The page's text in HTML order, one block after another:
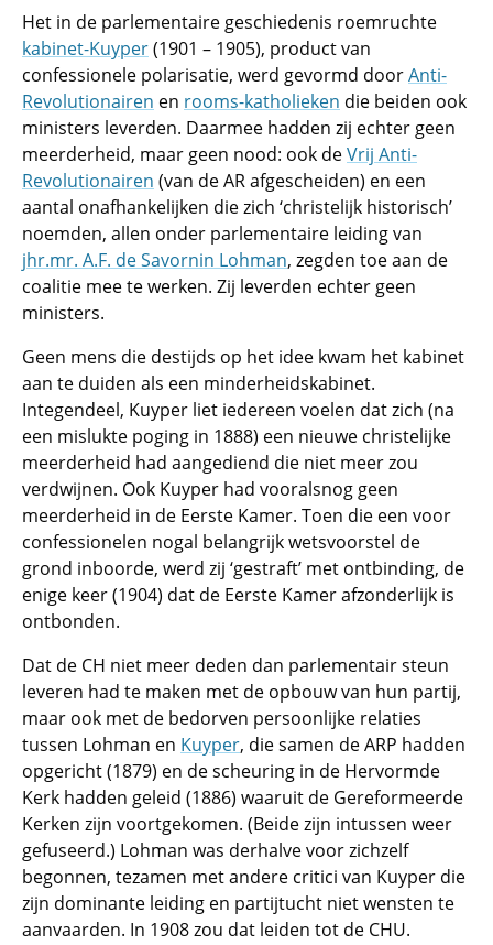
Het in de parlementaire geschiedenis roemruchte
kabinet-Kuyper(1901 – 1905), product van
confessionele polarisatie, werd gevormd doorAnti-
Revolutionairen en rooms-katholieken die beiden ook
ministers leverden. Daarmee hadden zij echter geen
meerderheid, maar geen nood: ook deVrij Anti-
Revolutionairen (van de AR afgescheiden) en een
aantal onafhankelijken die zich ‘christelijk historisch’
noemden, allen onder parlementaire leiding van
jhr.mr. A.F. de Savornin Lohman, zegden toe aan de
coalitie mee te werken. Zij leverden echter geen
ministers.
Geen mens die destijds op het idee kwam het kabinet
aan te duiden als een minderheidskabinet.
Integendeel, Kuyper liet iedereen voelen dat zich (na
een mislukte poging in 1888) een nieuwe christelijke
meerderheid had aangediend die niet meer zou
verdwijnen. Ook Kuyper had vooralsnog geen
meerderheid in de Eerste Kamer. Toen die een voor
confessionelen nogal belangrijk wetsvoorstel de
grond inboorde, werd zij ‘gestraft’ met ontbinding, de
enige keer (1904) dat de Eerste Kamer afzonderlijk is
ontbonden.
Dat de CH niet meer deden dan parlementair steun
leveren had te maken met de opbouw van hun partij,
maar ook met de bedorven persoonlijke relaties
tussen Lohman en Kuyper, die samen de ARP hadden
opgericht (1879) en de scheuring in de Hervormde
Kerk hadden geleid (1886) waaruit de Gereformeerde
Kerken zijn voortgekomen. (Beide zijn intussen weer
gefuseerd.) Lohman was derhalve voor zichzelf
begonnen, tezamen met andere critici van Kuyper die
zijn dominante leiding en partijtucht niet wensten te
aanvaarden. In 1908 zou dat leiden tot de CHU.